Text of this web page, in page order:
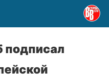
подписал